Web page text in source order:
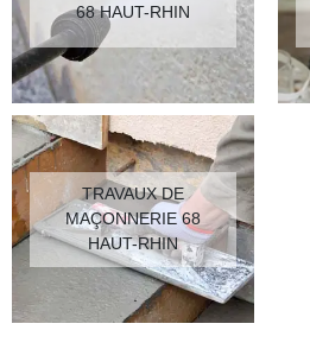
68 HAUT-RHIN
TRAVAUX DE
MAÇONNERIE 68
HAUT-RHIN